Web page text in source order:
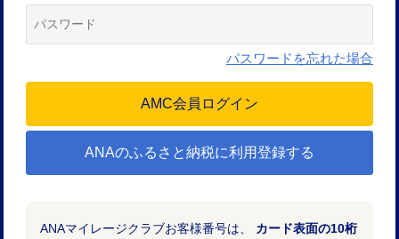
パスワードを忘れた場合
ANAのふるさと納税に利用登録する
ANAマイレージクラブお客様番号は、 カード表面の10桁